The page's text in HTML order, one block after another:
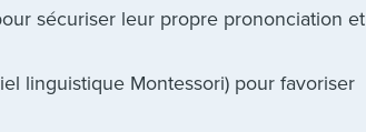
sécuriser leur propre prononciation et
linguistique Montessori) pour favoriser